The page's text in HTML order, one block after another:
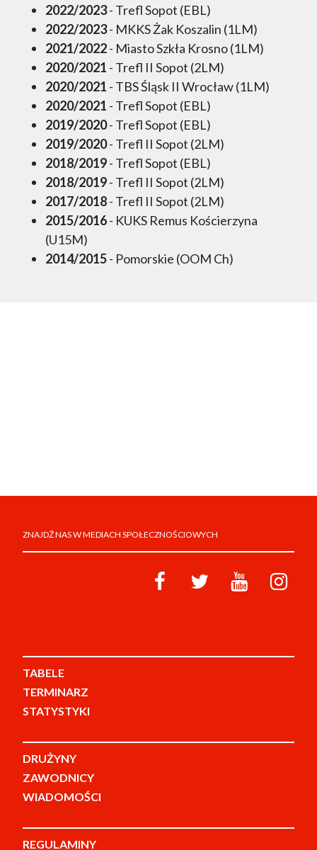
2022/2023- Trefl Sopot (EBL)
2022/2023- MKKS Żak Koszalin (1LM)
2021/2022- Miasto Szkła Krosno (1LM)
2020/2021 - Trefl II Sopot (2LM)
2020/2021 - TBS Śląsk II Wrocław (1LM)
2020/2021 - Trefl Sopot (EBL)
2019/2020- Trefl Sopot (EBL)
2019/2020- Trefl II Sopot (2LM)
2018/2019- Trefl Sopot (EBL)
2018/2019- Trefl II Sopot (2LM)
2017/2018- Trefl II Sopot (2LM)
2015/2016- KUKS Remus Kościerzyna
(U15M)
2014/2015- Pomorskie (OOM Ch)
ZNAJDŹ NAS W MEDIACH SPOŁECZNOŚCIOWYCH
TABELE
TERMINARZ
STATYSTYKI
DRUŻYNY
ZAWODNICY
WIADOMOŚCI
REGULAMINY